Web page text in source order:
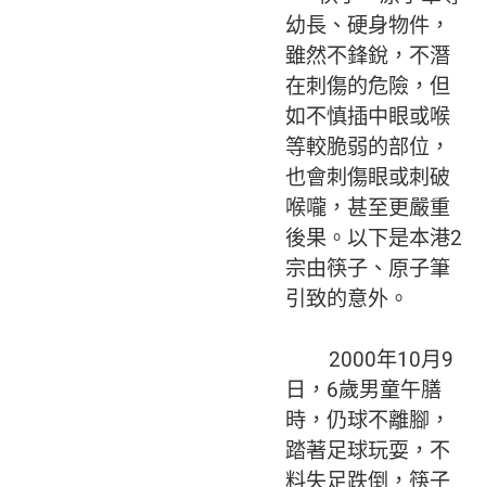
幼長、硬身物件，
雖然不鋒銳，不潛
在刺傷的危險，但
如不慎插中眼或喉
等較脆弱的部位，
也會刺傷眼或刺破
喉嚨，甚至更嚴重
後果。以下是本港2
宗由筷子、原子筆
引致的意外。
2000年10月9
日，6歲男童午膳
時，仍球不離腳，
踏著足球玩耍，不
料失足跌倒，筷子